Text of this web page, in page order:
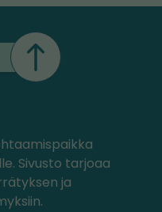
Sivusto tarjoaa
ja